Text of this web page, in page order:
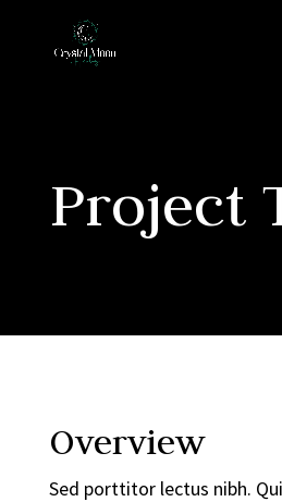
Project
Overview
Sed porttitor lectus nibh.